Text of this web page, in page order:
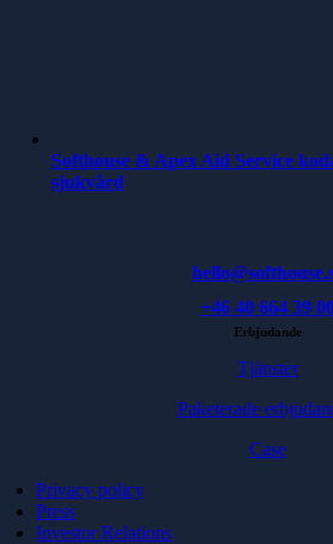
Softhouse & Apex Aid Service
sjukvård
+46 40 664 39
Erbjudande
Tjänster
Paketerade
Case
Privacy policy
Press
Investor Relations